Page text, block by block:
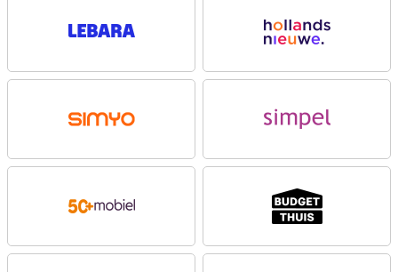
Scherm voor de filmliefhebber
gemiddeld. Wanneer je veel filmpjes of series kijkt op je telefoon is
om alles goed te kunnen zien! Deze smartphone heeft een hoge
verversingssnelheid van 120Hz. Hierdoor lijken beelden erg vloeiend
Bestanden of applicaties verwijderen om meer opslag te creëren is
niet nodig met dit toestel. De OPPO Reno13 Pro 12GB is uitgerust
foto’s of bestanden op opslaan. Deze OPPO Reno13 Pro 12GB is